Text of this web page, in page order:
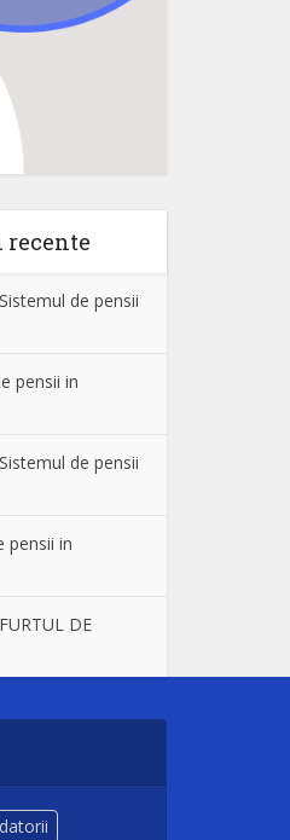
recente
Sistemul de pensii
pensii in
Sistemul de pensii
pensii in
FURTUL DE
datorii